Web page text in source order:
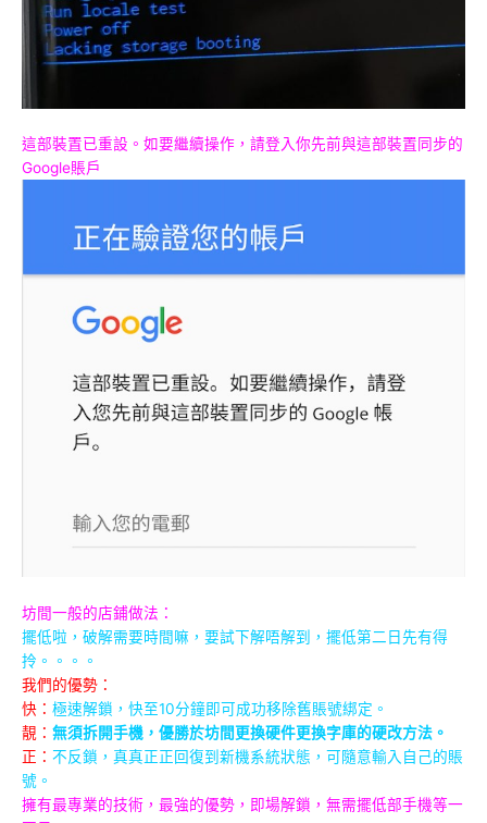
這部裝置已重設。如要繼續操作，請登入你先前與這部裝置同步的
Google賬戶
坊間一般的店鋪做法：
擺低啦，破解需要時間嘛，要試下解唔解到，擺低第二日先有得
拎。。。。
我們的優勢：
快： 極速解鎖，快至10分鐘即可成功移除舊賬號綁定。
靚： 無須拆開手機，優勝於坊間更換硬件更換字庫的硬改方法。
正： 不反鎖，真真正正回復到新機系統狀態，可隨意輸入自己的賬
號。
擁有最專業的技術，最強的優勢，即場解鎖，無需擺低部手機等一